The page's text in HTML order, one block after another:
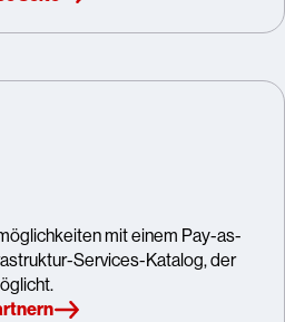
mit einem Pay-as-
Services-Katalog, der